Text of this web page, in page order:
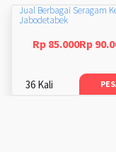
Jual Berbagai Seragam
Jabodetabek
Rp 85.000Rp
36 Kali